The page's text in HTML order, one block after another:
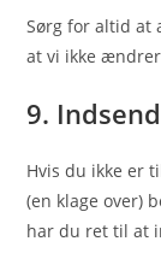
Sørg for altid at
at vi ikke
9.
Hvis du ikke er
(en klage over)
har du ret til at